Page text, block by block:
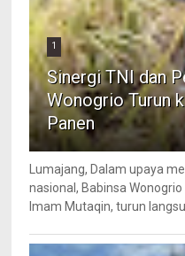
1
Sinergi TNI dan
Wonogrio Turun
Panen
Lumajang, Dalam upaya
nasional, Babinsa
Imam Mutaqin, turun